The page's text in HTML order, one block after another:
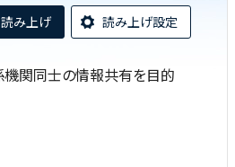
読み上げ 読み上げ設定
機関同士の情報共有を目的